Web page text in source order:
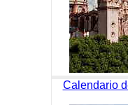
Calendario